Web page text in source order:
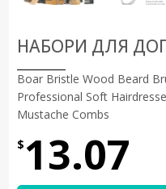
НАБОРИ ДЛЯ
Boar Bristle Wood Beard
Professional Soft
Mustache Combs
$ 13.07